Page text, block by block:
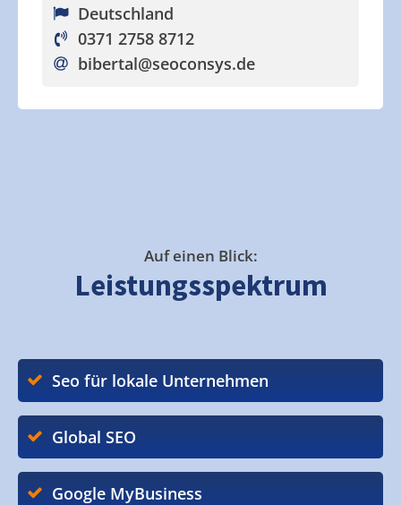
Deutschland
0371 2758 8712
bibertal@seoconsys.de
Auf einen Blick:
Leistungsspektrum
Seo für lokale Unternehmen
Global SEO
Google MyBusiness